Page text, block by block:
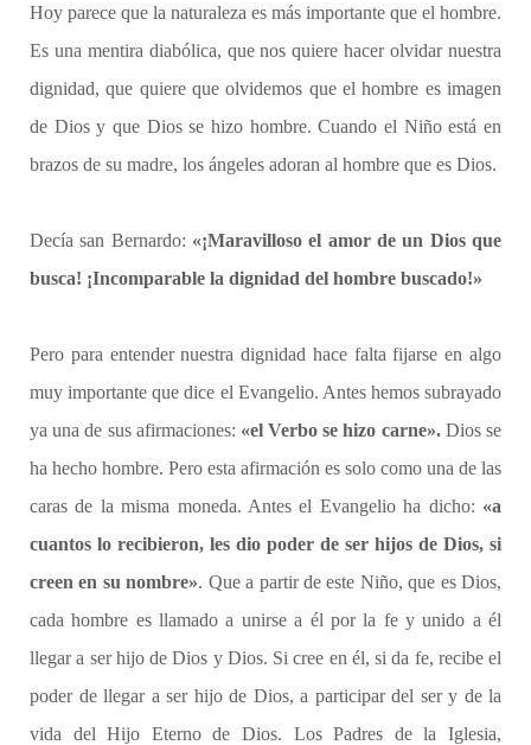
Hoy parece que la naturaleza es más importante que el hombre.
Es una mentira diabólica, que nos quiere hacer olvidar nuestra
dignidad, que quiere que olvidemos que el hombre es imagen
de Dios y que Dios se hizo hombre. Cuando el Niño está en
brazos de su madre, los ángeles adoran al hombre que es Dios.
Decía san Bernardo: «¡Maravilloso el amor de un Dios que
busca! ¡Incomparable la dignidad del hombre buscado!»
Pero para entender nuestra dignidad hace falta fijarse en algo
muy importante que dice el Evangelio. Antes hemos subrayado
ya una de sus afirmaciones: «el Verbo se hizo carne». Dios se
ha hecho hombre. Pero esta afirmación es solo como una de las
caras de la misma moneda. Antes el Evangelio ha dicho: «a
cuantos lo recibieron, les dio poder de ser hijos de Dios, si
creen en su nombre». Que a partir de este Niño, que es Dios,
cada hombre es llamado a unirse a él por la fe y unido a él
llegar a ser hijo de Dios y Dios. Si cree en él, si da fe, recibe el
poder de llegar a ser hijo de Dios, a participar del ser y de la
vida del Hijo Eterno de Dios. Los Padres de la Iglesia,